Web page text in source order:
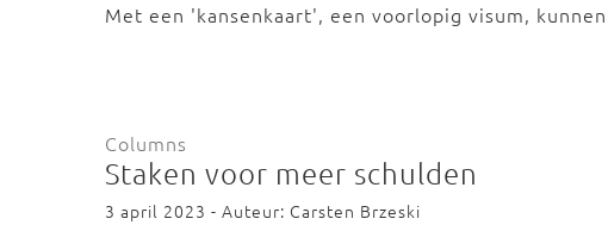
Met een 'kansenkaart', een voorlopig visum,
Columns
Staken voor meer schulden
3 april 2023 - Auteur: Carsten Brzeski